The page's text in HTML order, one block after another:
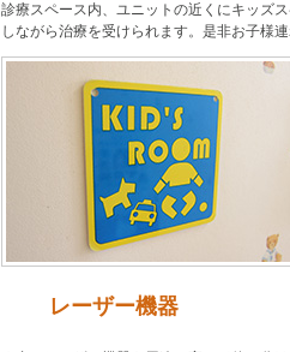
診療スペース内、ユニットの近くにキッズ
しながら治療を受けられます。是非お子様
レーザー機器